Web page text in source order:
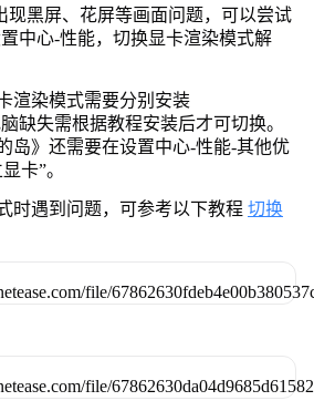
现黑屏、花屏等画面问题，可以尝试
中心-性能，切换显卡渲染模式解
渲染模式需要分别安装
缺失需根据教程安装后才可切换。
岛》还需要在设置中心-性能-其他优
卡”。
时遇到问题，可参考以下教程 切换